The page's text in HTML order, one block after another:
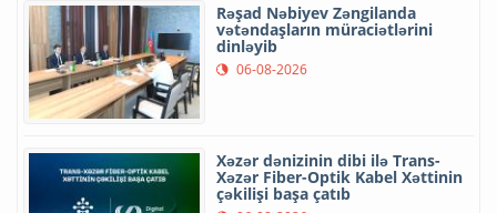
Rəşad Nəbiyev Zəngilanda
vətəndaşların müraciətlərini
dinləyib
06-08-2026
Xəzər dənizinin dibi ilə Trans-
Xəzər Fiber-Optik Kabel Xəttinin
çəkilişi başa çatıb